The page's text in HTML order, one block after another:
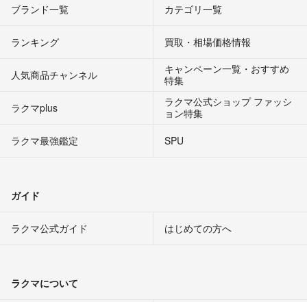
ブランド一覧 カテゴリ一覧
ランキング 買取・相場価格情報
人気商品チャンネル
キャンペーン一覧・おすすめ
特集
ラクマplus
ラクマ公式ショップ ファッシ
ョン特集
ラクマ最強鑑定
SPU
ガイド
ラクマ公式ガイド はじめての方へ
ラクマについて